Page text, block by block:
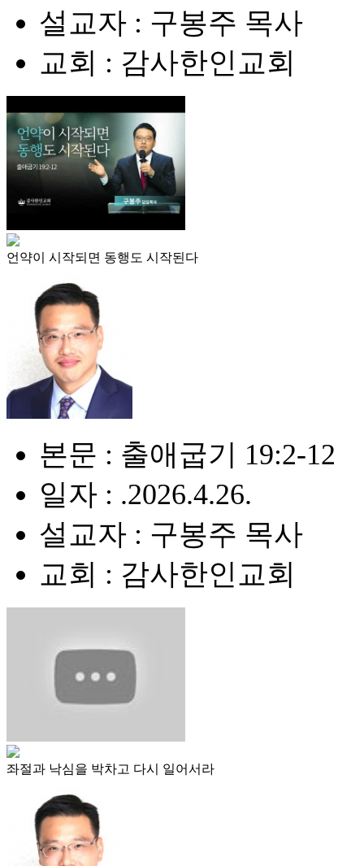
설교자 : 구봉주 목사
교회 : 감사한인교회
언약이 시작되면 동행도 시작된다
본문 : 출애굽기 19:2-12
일자 : .2026.4.26.
설교자 : 구봉주 목사
교회 : 감사한인교회
좌절과 낙심을 박차고 다시 일어서라